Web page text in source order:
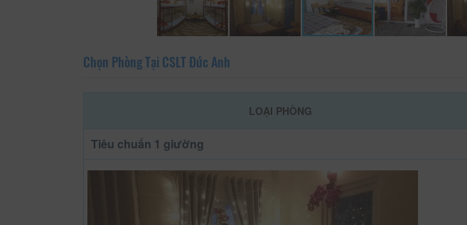
Chọn Phòng Tại CSLT Đức Anh
LOẠI PHÒNG
Tiêu chuẩn 1 giường